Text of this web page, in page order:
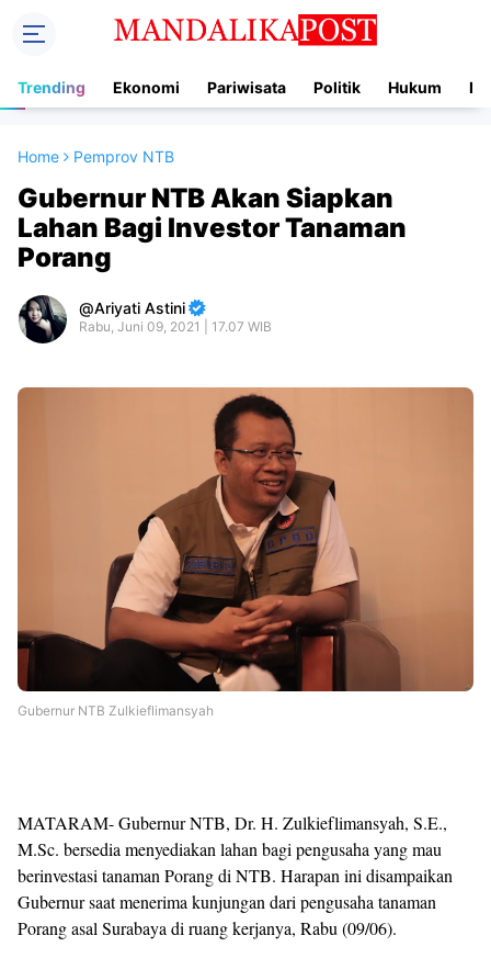
Trending Ekonomi Pariwisata Politik Hukum
Home Pemprov NTB
Gubernur NTB Akan Siapkan
Lahan Bagi Investor Tanaman
Porang
Ariyati Astini
Rabu, Juni 09, 2021 | 17.07 WIB
Gubernur NTB Zulkieflimansyah
MATARAM- Gubernur NTB, Dr. H. Zulkieflimansyah, S.E.,
M.Sc. bersedia menyediakan lahan bagi pengusaha yang mau
berinvestasi tanaman Porang di NTB. Harapan ini disampaikan
Gubernur saat menerima kunjungan dari pengusaha tanaman
Porang asal Surabaya di ruang kerjanya, Rabu (09/06).